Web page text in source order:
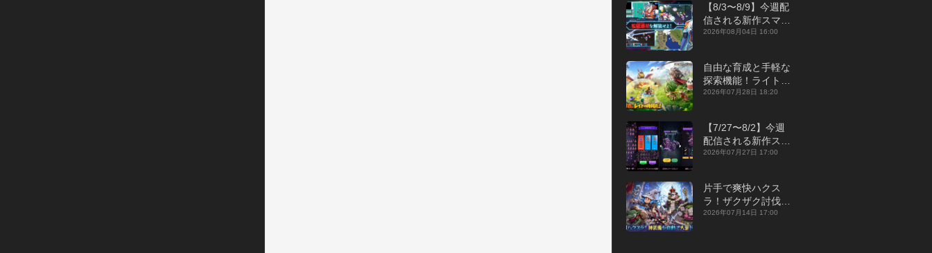
【8/3〜8/9】今週配
信される新作スマホ
ゲームをまとめてお
2026年08月04日 16:00
自由な育成と手軽な
探索機能！ライトカ
ジュアルMMORPG
P】
2026年07月28日 18:20
【7/27〜8/2】今週
配信される新作スマ
ホゲームをまとめて
2026年07月27日 17:00
片手で爽快ハクス
ラ！ザクザク討伐し
て神装備を集める放
2026年07月14日 17:00